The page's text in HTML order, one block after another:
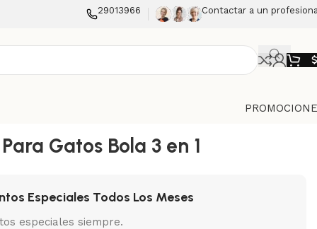
29013966 Contactar a un
$
Gatos Bola 3 en 1
Especiales Todos Los Meses
especiales siempre.